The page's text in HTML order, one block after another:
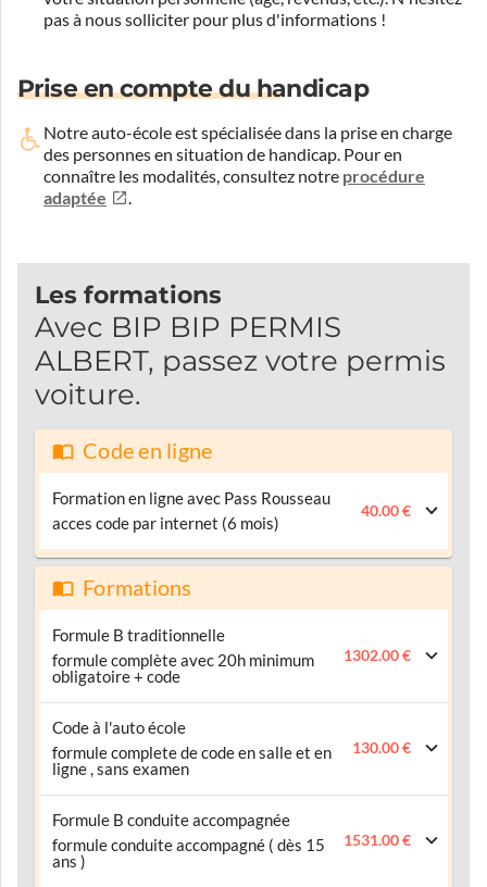
pas à nous solliciter pour plus d'informations !
Prise en compte du handicap
Notre auto-école est spécialisée dans la prise en charge
des personnes en situation de handicap. Pour en
connaître les modalités, consultez notre procédure
adaptée
.
Les formations
Avec BIP BIP PERMIS
ALBERT, passez votre permis
voiture.
Code en ligne
Formation en ligne avec Pass Rousseau
acces code par internet (6 mois)
40.00 €
Formations
Formule B traditionnelle
formule complète avec 20h minimum
obligatoire + code
1302.00 €
Code à l'auto école
formule complete de code en salle et en
ligne , sans examen
130.00 €
Formule B conduite accompagnée
formule conduite accompagné ( dès 15
ans )
1531.00 €